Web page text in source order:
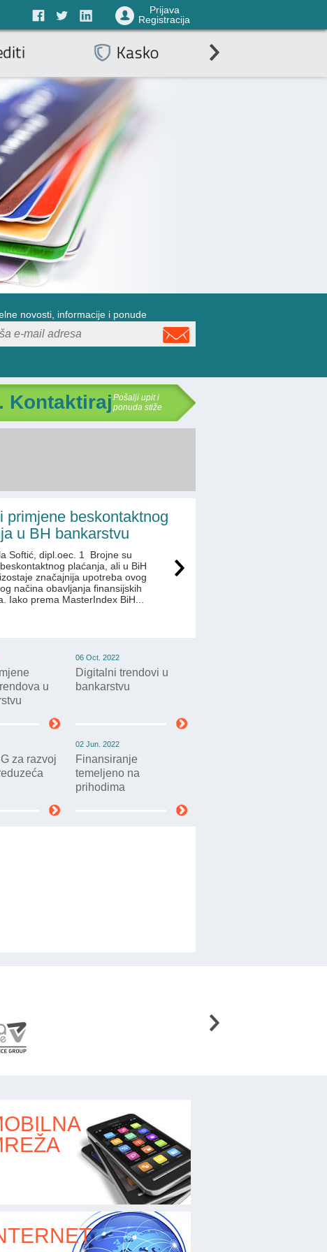
Prijava
Registracija
novosti, informacije i ponude
Kontaktiraj Pošalji upit i
ponuda stiže
primjene beskontaktnog
u BH bankarstvu
Softić, dipl.oec. 1 Brojne su
plaćanja, ali u BiH
značajnija upotreba ovog
načina obavljanja finansijskih
Iako prema MasterIndex BiH...
u
06 Oct. 2022
Digitalni trendovi u
bankarstvu
za razvoj
02 Jun. 2022
Finansiranje
temeljeno na
prihodima